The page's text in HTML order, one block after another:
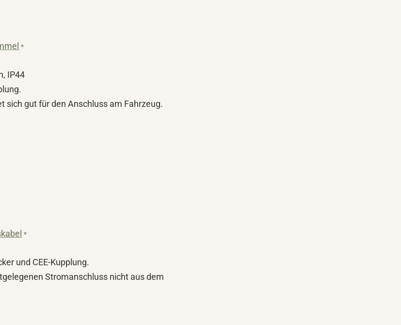
*
IP44
sich gut für den Anschluss am Fahrzeug.
*
und CEE-Kupplung.
Stromanschluss nicht aus dem